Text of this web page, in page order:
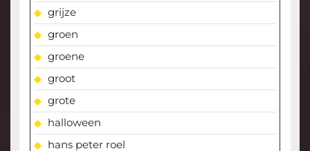
grijze
groen
groene
groot
grote
halloween
hans peter roel